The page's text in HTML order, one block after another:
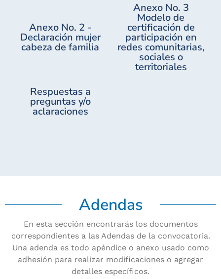
Anexo No. 2 -
Declaración mujer
cabeza de familia
Anexo No. 3
Modelo de
certificación de
participación en
redes comunitarias,
sociales o
territoriales
Respuestas a
preguntas y/o
aclaraciones
Adendas
En esta sección encontrarás los documentos
correspondientes a las Adendas de la convocatoria.
Una adenda es todo apéndice o anexo usado como
adhesión para realizar modificaciones o agregar
detalles específicos.